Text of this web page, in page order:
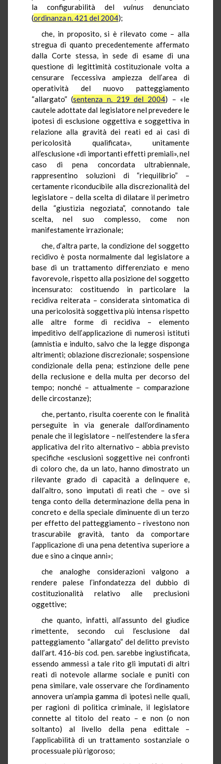
la configurabilità delvulnus denunciato
(ordinanza n. 421 del 2004);
che, in proposito, si è rilevato come – alla
stregua di quanto precedentemente affermato
dalla Corte stessa, in sede di esame di una
questione di legittimità costituzionale volta a
censurare l’eccessiva ampiezza dell’area di
operatività del nuovo patteggiamento
“allargato” (sentenza n. 219 del 2004) – «le
cautele adottate dal legislatore nel prevedere le
ipotesi di esclusione oggettiva e soggettiva in
relazione alla gravità dei reati ed ai casi di
pericolosità qualificata», unitamente
all’esclusione «di importanti effetti premiali», nel
caso di pena concordata ultrabiennale,
rappresentino soluzioni di “riequilibrio” –
certamente riconducibile alla discrezionalità del
legislatore – della scelta di dilatare il perimetro
della “giustizia negoziata”, connotando tale
scelta, nel suo complesso, come non
manifestamente irrazionale;
che, d’altra parte, la condizione del soggetto
recidivo è posta normalmente dal legislatore a
base di un trattamento differenziato e meno
favorevole, rispetto alla posizione del soggetto
incensurato: costituendo in particolare la
recidiva reiterata – considerata sintomatica di
una pericolosità soggettiva più intensa rispetto
alle altre forme di recidiva – elemento
impeditivo dell’applicazione di numerosi istituti
(amnistia e indulto, salvo che la legge disponga
altrimenti; oblazione discrezionale; sospensione
condizionale della pena; estinzione delle pene
della reclusione e della multa per decorso del
tempo; nonché – attualmente – comparazione
delle circostanze);
che, pertanto, risulta coerente con le finalità
perseguite in via generale dall’ordinamento
penale che il legislatore – nell’estendere la sfera
applicativa del rito alternativo – abbia previsto
specifiche «esclusioni soggettive nei confronti
di coloro che, da un lato, hanno dimostrato un
rilevante grado di capacità a delinquere e,
dall’altro, sono imputati di reati che – ove si
tenga conto della determinazione della pena in
concreto e della speciale diminuente di un terzo
per effetto del patteggiamento – rivestono non
trascurabile gravità, tanto da comportare
l’applicazione di una pena detentiva superiore a
due e sino a cinque anni»;
che analoghe considerazioni valgono a
rendere palese l’infondatezza del dubbio di
costituzionalità relativo alle preclusioni
oggettive;
che quanto, infatti, all’assunto del giudice
rimettente, secondo cui l’esclusione dal
patteggiamento “allargato” del delitto previsto
dall’art. 416-bis cod. pen. sarebbe ingiustificata,
essendo ammessi a tale rito gli imputati di altri
reati di notevole allarme sociale e puniti con
pena similare, vale osservare che l’ordinamento
annovera un’ampia gamma di ipotesi nelle quali,
per ragioni di politica criminale, il legislatore
connette al titolo del reato – e non (o non
soltanto) al livello della pena edittale –
l’applicabilità di un trattamento sostanziale o
processuale più rigoroso;